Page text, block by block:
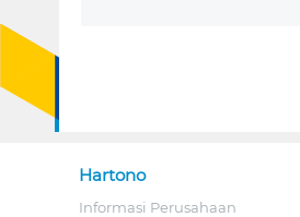
Hartono
Informasi Perusahaan